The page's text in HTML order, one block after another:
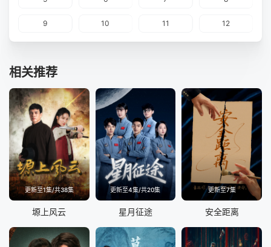
9 10 11 12
相关推荐
更新至1集/共38集
塬上风云
更新至4集/共20集
星月征途
更新至7集
安全距离